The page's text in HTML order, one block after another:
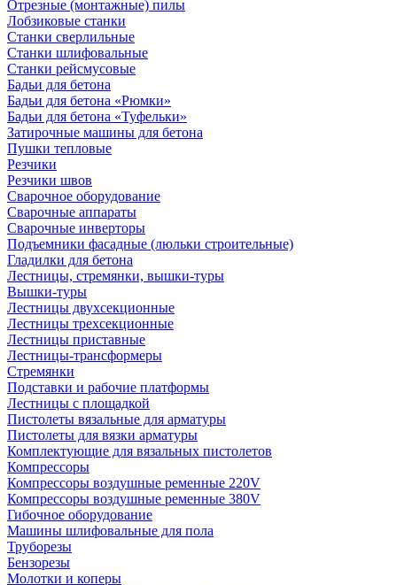
Отрезные (монтажные) пилы
Лобзиковые станки
Станки сверлильные
Станки шлифовальные
Станки рейсмусовые
Бадьи для бетона
Бадьи для бетона «Рюмки»
Бадьи для бетона «Туфельки»
Затирочные машины для бетона
Пушки тепловые
Резчики
Резчики швов
Сварочное оборудование
Сварочные аппараты
Сварочные инверторы
Подъемники фасадные (люльки строительные)
Гладилки для бетона
Лестницы, стремянки, вышки-туры
Вышки-туры
Лестницы двухсекционные
Лестницы трехсекционные
Лестницы приставные
Лестницы-трансформеры
Стремянки
Подставки и рабочие платформы
Лестницы с площадкой
Пистолеты вязальные для арматуры
Пистолеты для вязки арматуры
Комплектующие для вязальных пистолетов
Компрессоры
Компрессоры воздушные ременные 220V
Компрессоры воздушные ременные 380V
Гибочное оборудование
Машины шлифовальные для пола
Труборезы
Бензорезы
Молотки и коперы